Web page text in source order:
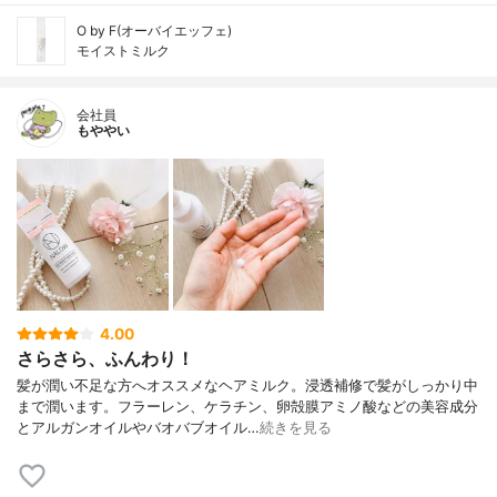
O by F(オーバイエッフェ)
モイストミルク
会社員
もややい
4.00
さらさら、ふんわり！
髪が潤い不足な方へオススメなヘアミルク。浸透補修で髪がしっかり中
まで潤います。フラーレン、ケラチン、卵殻膜アミノ酸などの美容成分
とアルガンオイルやバオバブオイル…続きを見る